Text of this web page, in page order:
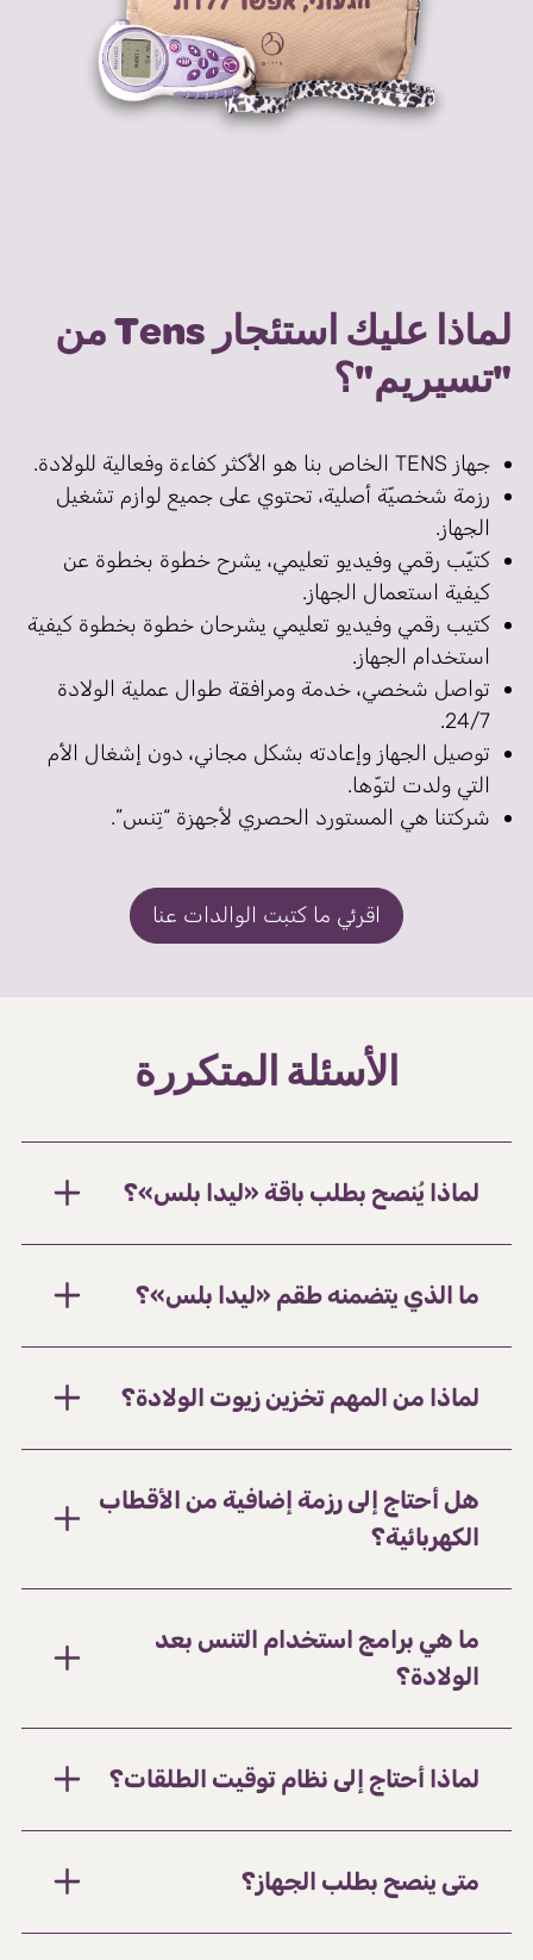
لماذا عليك استئجار Tens من
"تسيريم"؟
جهاز TENS الخاص بنا هو الأكثر كفاءة وفعالية للولادة.
رزمة شخصيّة أصلية، تحتوي على جميع لوازم تشغيل
الجهاز.
كتيّب رقمي وفيديو تعليمي، يشرح خطوة بخطوة عن
كيفية استعمال الجهاز.
كتيب رقمي وفيديو تعليمي يشرحان خطوة بخطوة كيفية
استخدام الجهاز.
تواصل شخصي، خدمة ومرافقة طوال عملية الولادة
24/7.
توصيل الجهاز وإعادته بشكل مجاني، دون إشغال الأم
التي ولدت لتوّها.
شركتنا هي المستورد الحصري لأجهزة “تِنس”.
اقرئي ما كتبت الوالدات عنا
الأسئلة المتكررة
لماذا يُنصح بطلب باقة «ليدا بلس»؟
ما الذي يتضمنه طقم «ليدا بلس»؟
لماذا من المهم تخزين زيوت الولادة؟
هل أحتاج إلى رزمة إضافية من الأقطاب
الكهربائية؟
ما هي برامج استخدام التنس بعد
الولادة؟
لماذا أحتاج إلى نظام توقيت الطلقات؟
متى ينصح بطلب الجهاز؟